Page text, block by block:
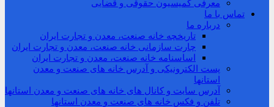
معرفی کمیسیون حقوقی و قضایی
تماس با ما
درباره ما
تاریخچه خانه صنعت، معدن و تجارت ایران
چارت سازمانی خانه صنعت، معدن و تجارت ایران
اساسنامه خانه صنعت، معدن و تجارت ایران
پست الکترونیکی و آدرس خانه های صنعت و معدن
استانها
آدرس سایت و کانال های خانه های صنعت و معدن استانها
تلفن و فکس خانه های صنعت و معدن استانها